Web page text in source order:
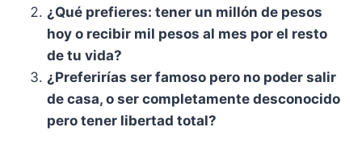
¿Qué prefieres: tener un millón de pesos
hoy o recibir mil pesos al mes por el resto
de tu vida?
¿Preferirías ser famoso pero no poder salir
de casa, o ser completamente desconocido
pero tener libertad total?